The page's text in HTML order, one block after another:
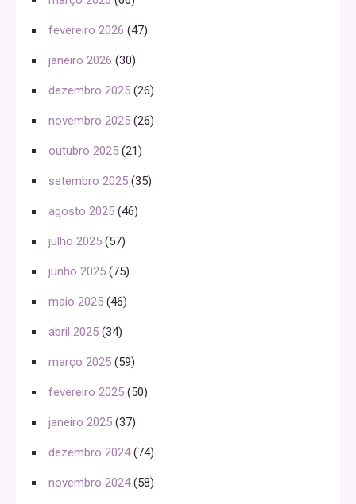
fevereiro 2026 (47)
janeiro 2026 (30)
dezembro 2025 (26)
novembro 2025 (26)
outubro 2025 (21)
setembro 2025 (35)
agosto 2025 (46)
julho 2025 (57)
junho 2025 (75)
maio 2025 (46)
abril 2025 (34)
março 2025 (59)
fevereiro 2025 (50)
janeiro 2025 (37)
dezembro 2024(74)
novembro 2024(58)